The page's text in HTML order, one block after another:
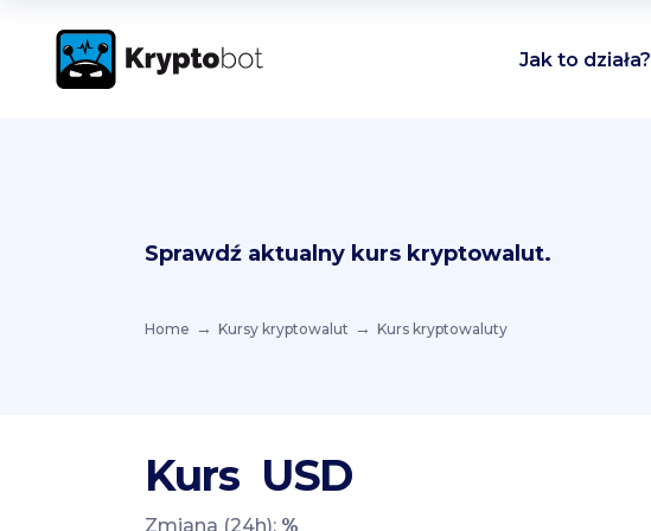
Jak to działa?
Sprawdź aktualny kurs kryptowalut.
Home Kursy kryptowalut Kurs kryptowaluty
Kurs USD
Zmiana (24h): %